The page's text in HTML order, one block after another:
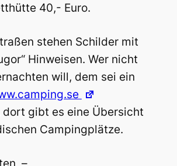
40,- Euro.
stehen Schilder mit
Hinweisen. Wer nicht
will, dem sei ein
dort gibt es eine Übersicht
Campingplätze.